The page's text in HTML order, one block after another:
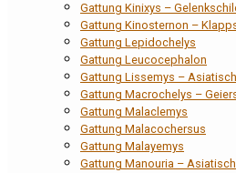
Gattung Kinixys –
Gattung Kinosternon –
Gattung Lepidochelys
Gattung Leucocephalon
Gattung Lissemys –
Gattung Macrochelys –
Gattung Malaclemys
Gattung Malacochersus
Gattung Malayemys
Gattung Manouria –